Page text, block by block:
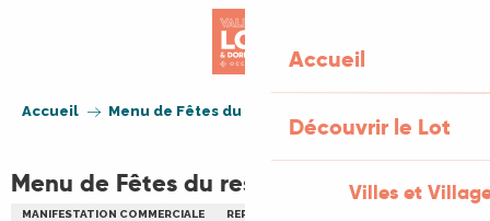
Accueil
Découvrir le Lot
Villes et
Accueil Menu de Fêtes du restaurant Les Dodus
Menu de Fêtes du restaurant Les Dodus
MANIFESTATION COMMERCIALE REPAS